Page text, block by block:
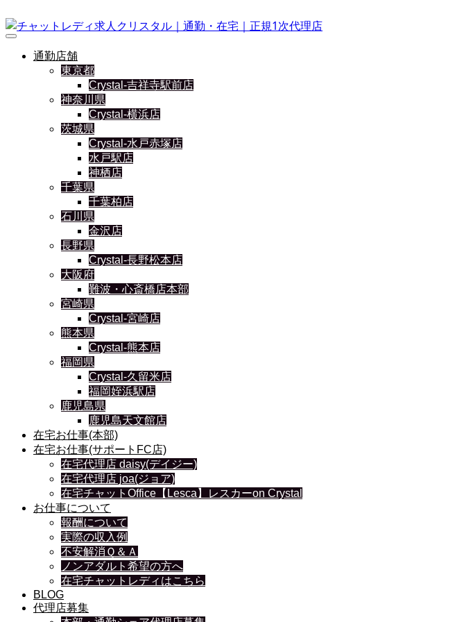
通勤店舗
東京都
Crystal-吉祥寺駅前店
神奈川県
Crystal-横浜店
茨城県
Crystal-水戸赤塚店
水戸駅店
神栖店
千葉県
千葉柏店
石川県
金沢店
長野県
Crystal-長野松本店
大阪府
難波・心斎橋店本部
宮崎県
Crystal-宮崎店
熊本県
Crystal-熊本店
福岡県
Crystal-久留米店
福岡姪浜駅店
鹿児島県
鹿児島天文館店
在宅お仕事(本部)
在宅お仕事(サポートFC店)
在宅代理店 daisy(デイジー)
在宅代理店 joa(ジョア)
在宅チャットOffice【Lesca】レスカーon Crystal
お仕事について
報酬について
実際の収入例
不安解消Ｑ＆Ａ
ノンアダルト希望の方へ
在宅チャットレディはこちら
BLOG
代理店募集